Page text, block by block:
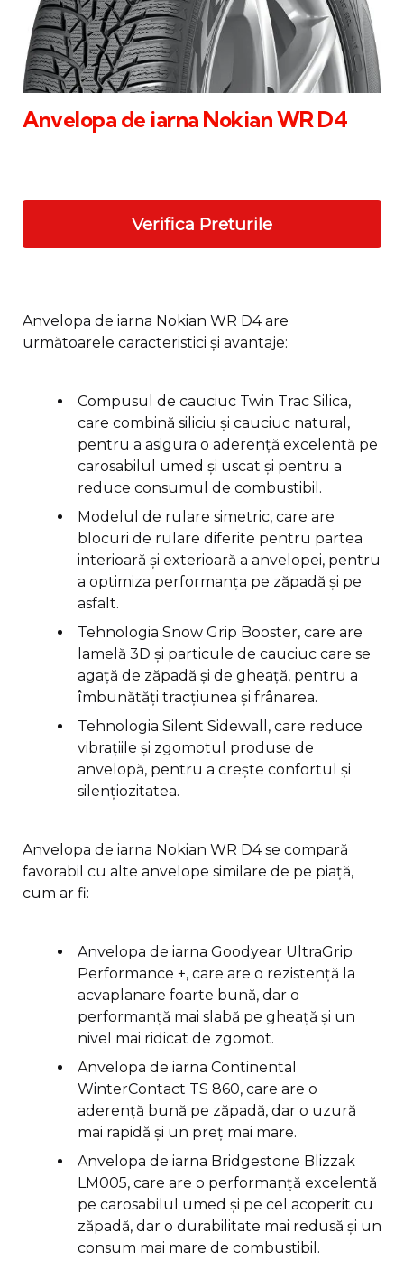
Anvelopa de iarna Nokian WR D4
Verifica Preturile
Anvelopa de iarna Nokian WR D4 are
următoarele caracteristici și avantaje:
Compusul de cauciuc Twin Trac Silica,
care combină siliciu și cauciuc natural,
pentru a asigura o aderență excelentă pe
carosabilul umed și uscat și pentru a
reduce consumul de combustibil.
Modelul de rulare simetric, care are
blocuri de rulare diferite pentru partea
interioară și exterioară a anvelopei, pentru
a optimiza performanța pe zăpadă și pe
asfalt.
Tehnologia Snow Grip Booster, care are
lamelă 3D și particule de cauciuc care se
agață de zăpadă și de gheață, pentru a
îmbunătăți tracțiunea și frânarea.
Tehnologia Silent Sidewall, care reduce
vibrațiile și zgomotul produse de
anvelopă, pentru a crește confortul și
silențiozitatea.
Anvelopa de iarna Nokian WR D4 se compară
favorabil cu alte anvelope similare de pe piață,
cum ar fi:
Anvelopa de iarna Goodyear UltraGrip
Performance +, care are o rezistență la
acvaplanare foarte bună, dar o
performanță mai slabă pe gheață și un
nivel mai ridicat de zgomot.
Anvelopa de iarna Continental
WinterContact TS 860, care are o
aderență bună pe zăpadă, dar o uzură
mai rapidă și un preț mai mare.
Anvelopa de iarna Bridgestone Blizzak
LM005, care are o performanță excelentă
pe carosabilul umed și pe cel acoperit cu
zăpadă, dar o durabilitate mai redusă și un
consum mai mare de combustibil.